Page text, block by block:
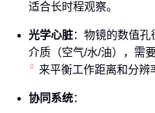
适合长时程观察。
光学心脏：物镜的数值
介质（空气/水/油），需
来平衡工作距离和分辨
协同系统：